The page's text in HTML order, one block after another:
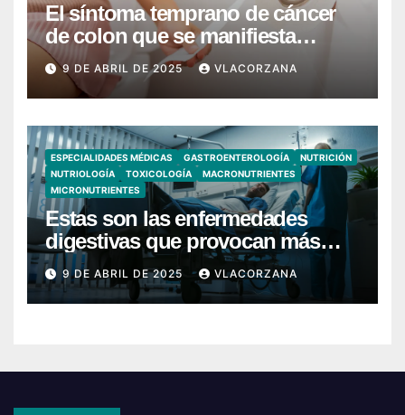
El síntoma temprano de cáncer
de colon que se manifiesta
cuando vas al baño
9 DE ABRIL DE 2025 VLACORZANA
ESPECIALIDADES MÉDICAS GASTROENTEROLOGÍA
NUTRICIÓN
NUTRIOLOGÍA
TOXICOLOGÍA
MACRONUTRIENTES
MICRONUTRIENTES
Estas son las enfermedades
digestivas que provocan más
hospitalizaciones en España
9 DE ABRIL DE 2025 VLACORZANA